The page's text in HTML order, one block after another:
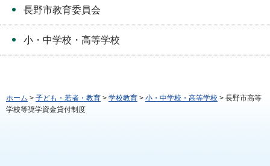
長野市教育委員会
小・中学校・高等学校
ホーム > 子ども・若者・教育 > 学校教育 > 小・中学校・高等学校 > 長野市高等
学校等奨学資金貸付制度